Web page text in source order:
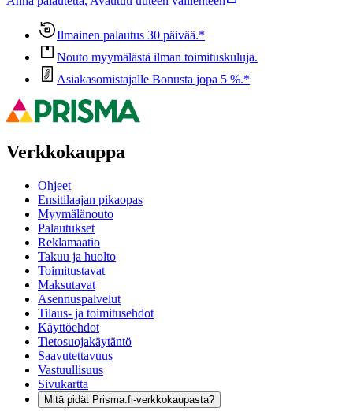
Ilmainen palautus 30 päivää.*
Nouto myymälästä ilman toimituskuluja.
Asiakasomistajalle Bonusta jopa 5 %.*
Verkkokauppa
Ohjeet
Ensitilaajan pikaopas
Myymälänouto
Palautukset
Reklamaatio
Takuu ja huolto
Toimitustavat
Maksutavat
Asennuspalvelut
Tilaus- ja toimitusehdot
Käyttöehdot
Tietosuojakäytäntö
Saavutettavuus
Vastuullisuus
Sivukartta
Mitä pidät Prisma.fi-verkkokaupasta?